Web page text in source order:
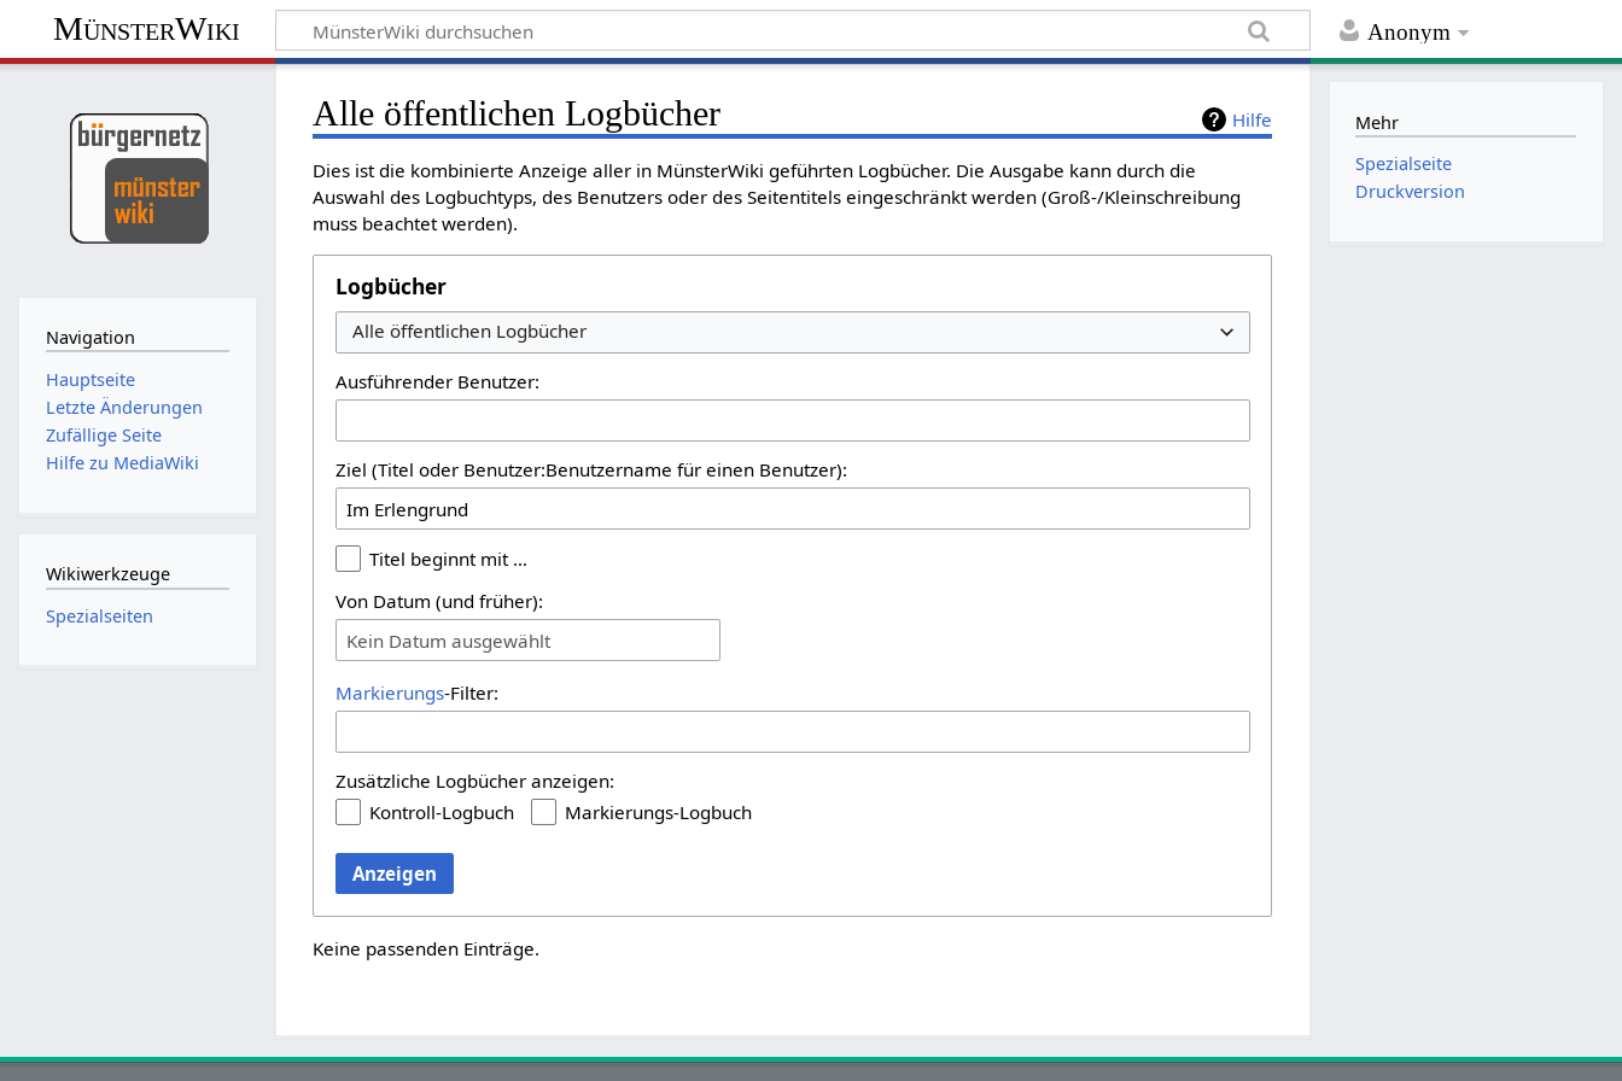
Anonym
MünsterWiki
Hilfe
Alle öffentlichen Logbücher
Dies ist die kombinierte Anzeige aller in MünsterWiki geführten Logbücher. Die Ausgabe kann durch die
Auswahl des Logbuchtyps, des Benutzers oder des Seitentitels eingeschränkt werden (Groß-/Kleinschreibung
muss beachtet werden).
Logbücher
Alle öffentlichen Logbücher
Ausführender Benutzer:
Ziel (Titel oder Benutzer:Benutzername für einen Benutzer):
Titel beginnt mit …
Von Datum (und früher):
Kein Datum ausgewählt
Markierungs-Filter:
Zusätzliche Logbücher anzeigen:
Kontroll-Logbuch
Markierungs-Logbuch
Anzeigen
Keine passenden Einträge.
Navigation
Hauptseite
Letzte Änderungen
Zufällige Seite
Hilfe zu MediaWiki
Wikiwerkzeuge
Spezialseiten
Mehr
Spezialseite
Druckversion